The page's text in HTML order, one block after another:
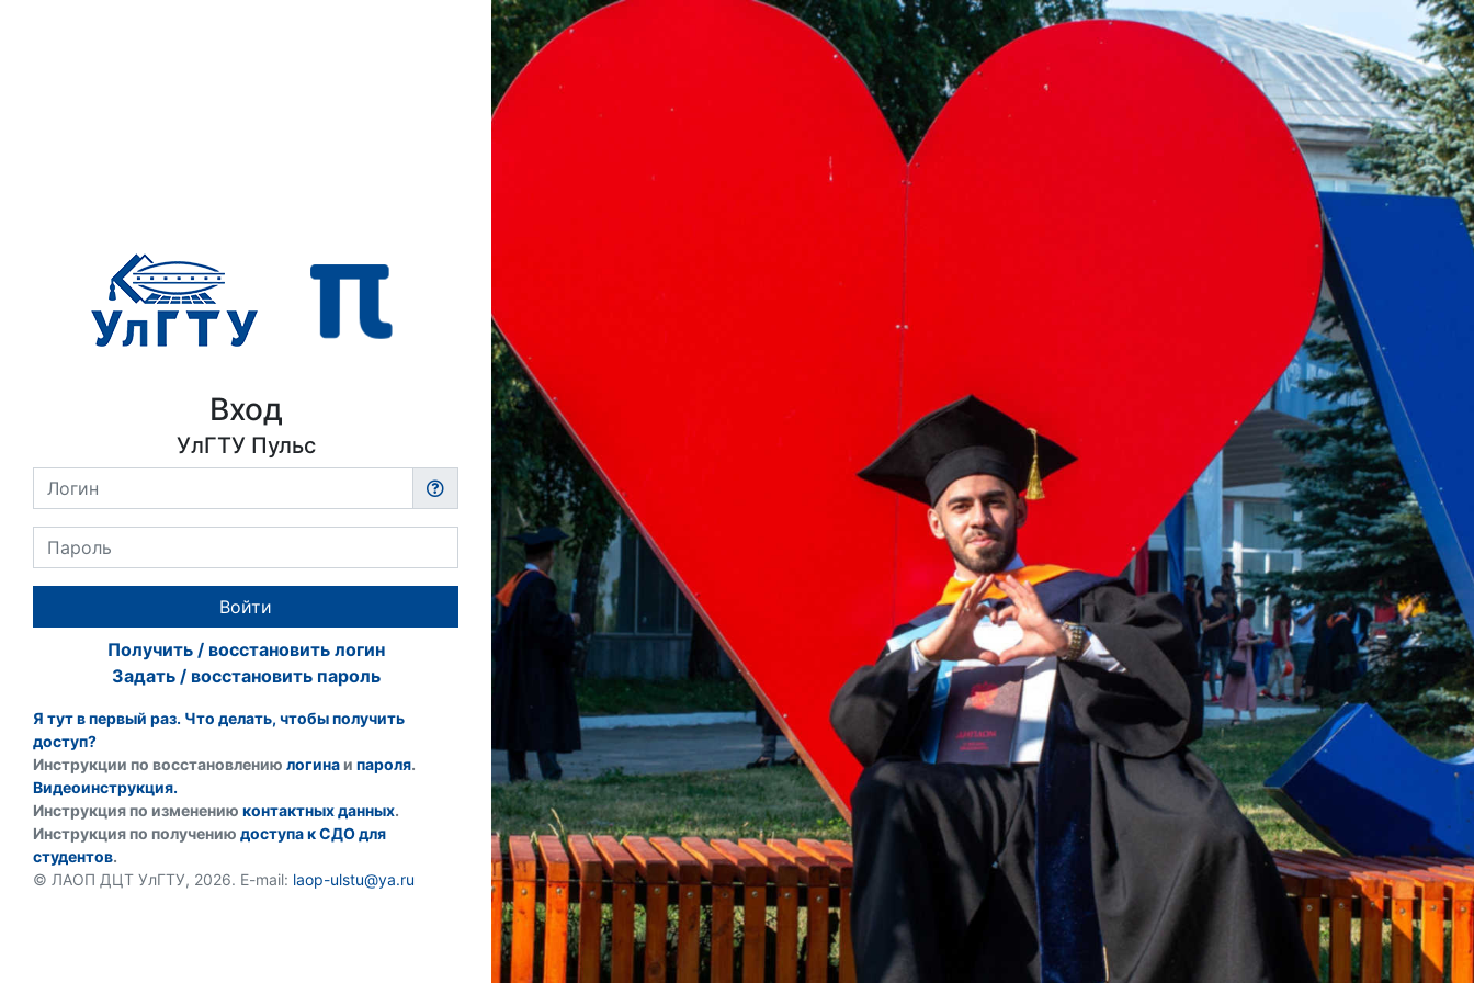
Вход
УлГТУ Пульс
Войти
Получить / восстановить логин
Задать / восстановить пароль
Я тут в первый раз. Что делать, чтобы получить
доступ?
Инструкции по восстановлению логина и пароля.
Видеоинструкция.
Инструкция по изменению контактных данных.
Инструкция по получению доступа к СДО для
студентов.
© ЛАОП ДЦТ УлГТУ, 2026. E-mail: laop-ulstu@ya.ru